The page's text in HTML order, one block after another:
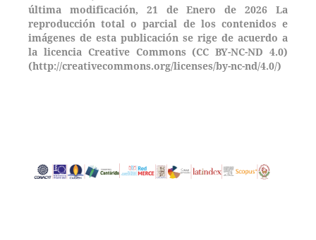
última modificación, 21 de Enero de 2026 La
reproducción total o parcial de los contenidos e
imágenes de esta publicación se rige de acuerdo a
la licencia Creative Commons (CC BY-NC-ND 4.0)
(http://creativecommons.org/licenses/by-nc-nd/4.0/)